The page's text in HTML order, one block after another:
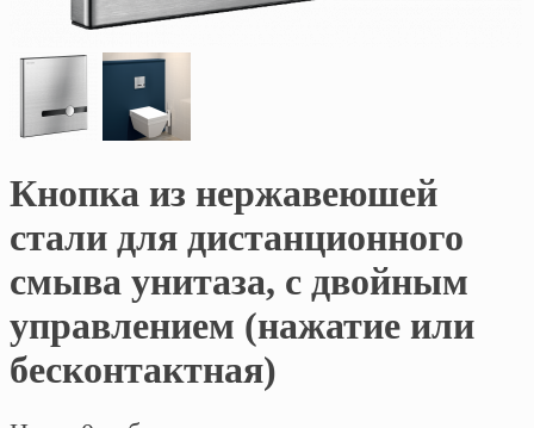
Кнопка из нержавеюшей
стали для дистанционного
смыва унитаза, с двойным
управлением (нажатие или
бесконтактная)